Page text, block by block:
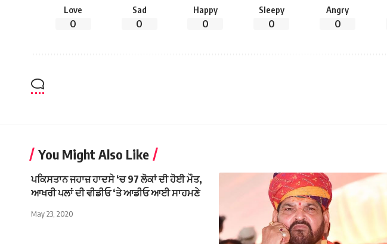
Love
0
Sad
0
Happy
0
Sleepy
0
Angry
0
You Might Also Like
ਪਕਿਸਤਾਨ ਜਹਾਜ਼ ਹਾਦਸੇ ‘ਚ 97 ਲੋਕਾਂ ਦੀ ਹੋਈ ਮੌਤ,
ਆਖਰੀ ਪਲਾਂ ਦੀ ਵੀਡੀਓ ‘ਤੇ ਆਡੀਓ ਆਈ ਸਾਹਮਣੇ
May 23, 2020